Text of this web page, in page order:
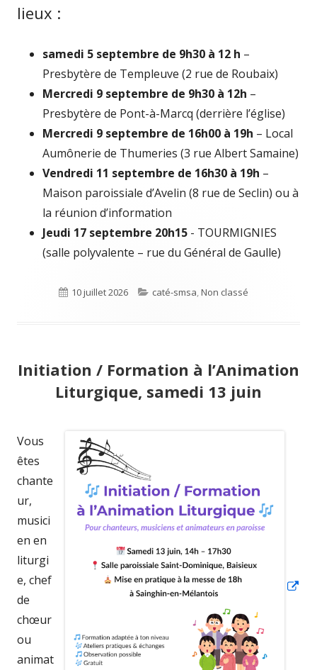
lieux :
samedi 5 septembre de 9h30 à 12 h –
Presbytère de Templeuve (2 rue de Roubaix)
Mercredi 9 septembre de 9h30 à 12h –
Presbytère de Pont-à-Marcq (derrière l’église)
Mercredi 9 septembre de 16h00 à 19h – Local
Aumônerie de Thumeries (3 rue Albert Samaine)
Vendredi 11 septembre de 16h30 à 19h –
Maison paroissiale d’Avelin (8 rue de Seclin) ou à
la réunion d’information
Jeudi 17 septembre 20h15 - TOURMIGNIES
(salle polyvalente – rue du Général de Gaulle)
Publié
10 juillet 2026 Catégories
caté-smsa,Non classé
Initiation / Formation à l’Animation
Liturgique, samedi 13 juin
Vous
êtes
chante
ur,
musici
en en
liturgi
e, chef
de
chœur
ou
animat